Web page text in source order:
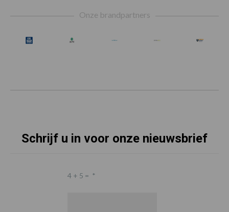
Onze brandpartners
Schrijf u in voor onze nieuwsbrief
4 + 5 = *